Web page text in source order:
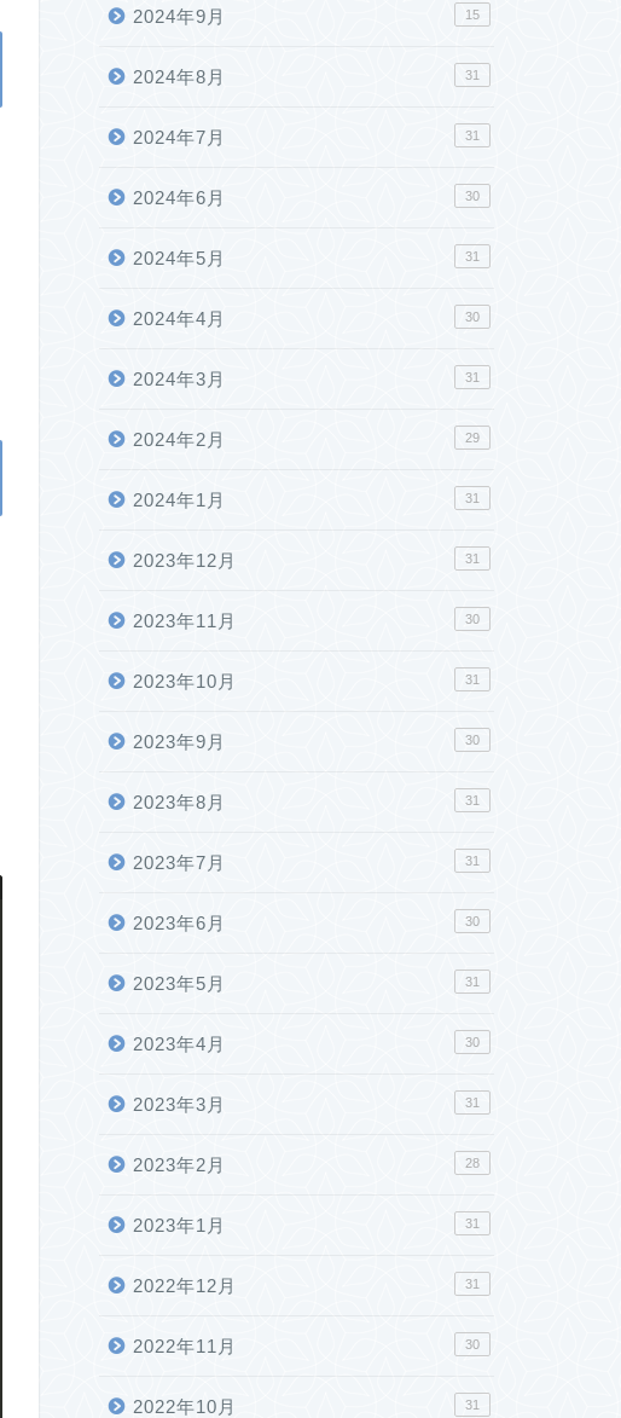
2024年9月 15
2024年8月 31
2024年7月 31
2024年6月 30
2024年5月 31
2024年4月 30
2024年3月 31
2024年2月 29
2024年1月 31
2023年12月 31
2023年11月 30
2023年10月 31
2023年9月 30
2023年8月 31
2023年7月 31
2023年6月 30
2023年5月 31
2023年4月 30
2023年3月 31
2023年2月 28
2023年1月 31
2022年12月 31
2022年11月 30
2022年10月 31